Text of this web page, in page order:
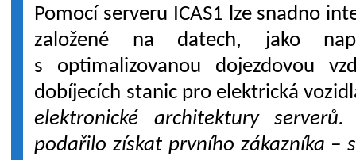
Pomocí serveru ICAS1 lze snadno
založené na datech, jako
s optimalizovanou dojezdovou
dobíjecích stanic pro elektrická
elektronické architektury
podařilo získat prvního zákazníka –